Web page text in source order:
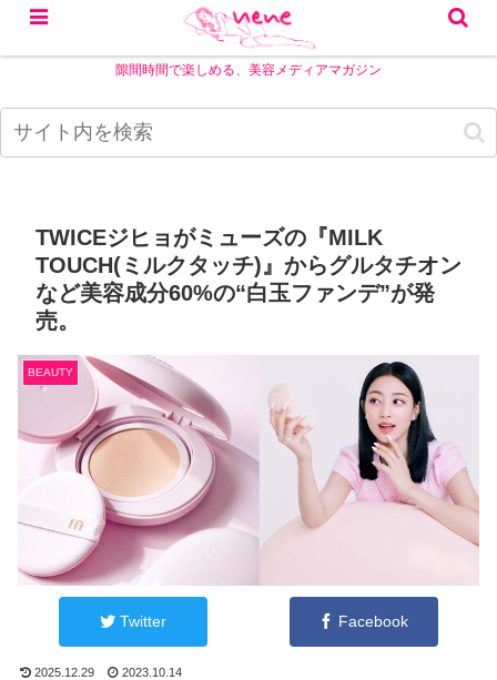
隙間時間で楽しめる、美容メディアマガジン
TWICEジヒョがミューズの『MILK
TOUCH(ミルクタッチ)』からグルタチオン
など美容成分60%の“白玉ファンデ”が発
売。
BEAUTY
Twitter Facebook
2025.12.29 2023.10.14